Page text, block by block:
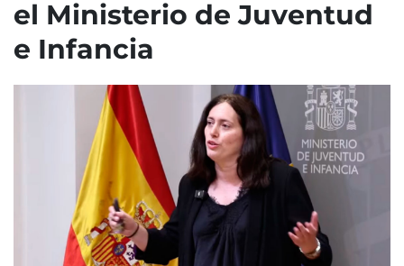
el Ministerio de Juventud
e Infancia